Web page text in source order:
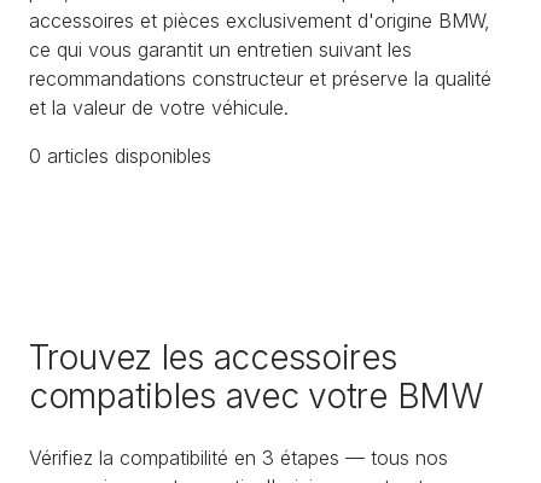
accessoires et pièces exclusivement d'origine BMW,
ce qui vous garantit un entretien suivant les
recommandations constructeur et préserve la qualité
et la valeur de votre véhicule.
0 articles disponibles
Trouvez les accessoires
compatibles avec votre BMW
Vérifiez la compatibilité en 3 étapes — tous nos